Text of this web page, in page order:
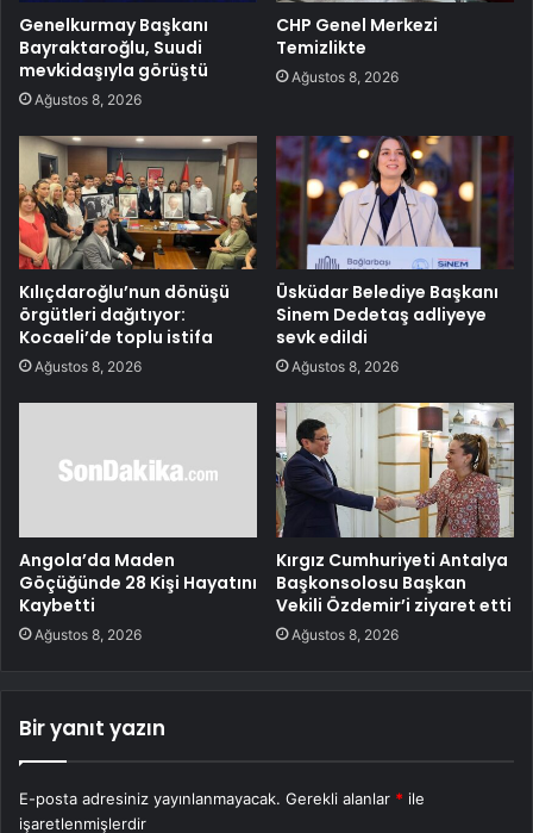
Genelkurmay Başkanı
Bayraktaroğlu, Suudi
mevkidaşıyla görüştü
Ağustos 8, 2026
CHP Genel Merkezi
Temizlikte
Ağustos 8, 2026
Kılıçdaroğlu’nun dönüşü
örgütleri dağıtıyor:
Kocaeli’de toplu istifa
Ağustos 8, 2026
Üsküdar Belediye Başkanı
Sinem Dedetaş adliyeye
sevk edildi
Ağustos 8, 2026
Angola’da Maden
Göçüğünde 28 Kişi Hayatını
Kaybetti
Ağustos 8, 2026
Kırgız Cumhuriyeti Antalya
Başkonsolosu Başkan
Vekili Özdemir’i ziyaret etti
Ağustos 8, 2026
Bir yanıt yazın
E-posta adresiniz yayınlanmayacak. Gerekli alanlar * ile
işaretlenmişlerdir